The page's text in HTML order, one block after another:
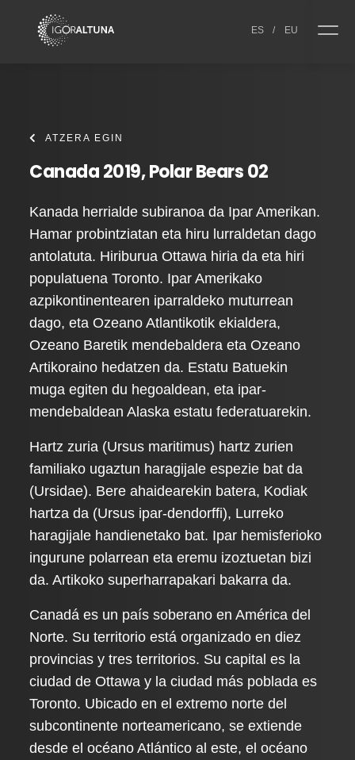
ES / EU
ATZERA EGIN
Canada 2019, Polar Bears 02
Kanada herrialde subiranoa da Ipar Amerikan.
Hamar probintziatan eta hiru lurraldetan dago
antolatuta. Hiriburua Ottawa hiria da eta hiri
populatuena Toronto. Ipar Amerikako
azpikontinentearen iparraldeko muturrean
dago, eta Ozeano Atlantikotik ekialdera,
Ozeano Baretik mendebaldera eta Ozeano
Artikoraino hedatzen da. Estatu Batuekin
muga egiten du hegoaldean, eta ipar-
mendebaldean Alaska estatu federatuarekin.
Hartz zuria (Ursus maritimus) hartz zurien
familiako ugaztun haragijale espezie bat da
(Ursidae). Bere ahaidearekin batera, Kodiak
hartza da (Ursus ipar-dendorffi), Lurreko
haragijale handienetako bat. Ipar hemisferioko
ingurune polarrean eta eremu izoztuetan bizi
da. Artikoko superharrapakari bakarra da.
Canadá es un país soberano en América del
Norte. Su territorio está organizado en diez
provincias y tres territorios. Su capital es la
ciudad de Ottawa y la ciudad más poblada es
Toronto. Ubicado en el extremo norte del
subcontinente norteamericano, se extiende
desde el océano Atlántico al este, el océano